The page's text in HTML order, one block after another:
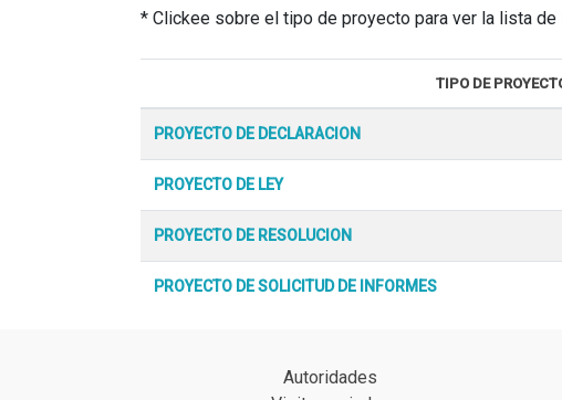
* Clickee sobre el tipo de proyecto para ver la lista
TIPO DE
PROYECTO DE DECLARACION
PROYECTO DE LEY
PROYECTO DE RESOLUCION
PROYECTO DE SOLICITUD DE INFORMES
Autoridades